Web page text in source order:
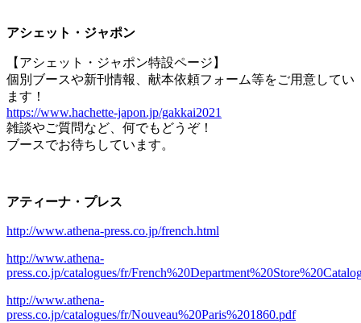
アシェット・ジャポン
【アシェット・ジャポン特設ページ】
個別ブースや新刊情報、献本依頼フォーム等をご用意してい
ます！
https://www.hachette-japon.jp/gakkai2021
雑談やご質問など、何でもどうぞ！
ブースでお待ちしています。
アティーナ・プレス
http://www.athena-press.co.jp/french.html
http://www.athena-
press.co.jp/catalogues/fr/
http://www.athena-
press.co.jp/catalogues/fr/Nouveau%20Paris%201860.pdf